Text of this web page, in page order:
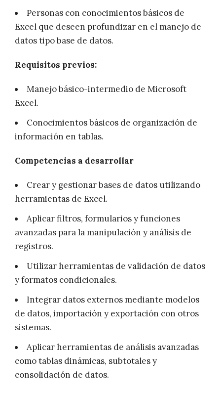
Personas con conocimientos básicos de
Excel que deseen profundizar en el manejo de
datos tipo base de datos.
Requisitos previos:
Manejo básico-intermedio de Microsoft
Excel.
Conocimientos básicos de organización de
información en tablas.
Competencias a desarrollar
Crear y gestionar bases de datos utilizando
herramientas de Excel.
Aplicar filtros, formularios y funciones
avanzadas para la manipulación y análisis de
registros.
Utilizar herramientas de validación de datos
y formatos condicionales.
Integrar datos externos mediante modelos
de datos, importación y exportación con otros
sistemas.
Aplicar herramientas de análisis avanzadas
como tablas dinámicas, subtotales y
consolidación de datos.